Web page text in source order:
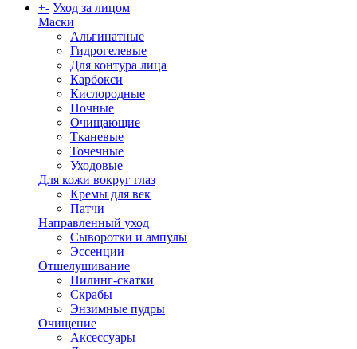
+- Уход за лицом
Маски
Альгинатные
Гидрогелевые
Для контура лица
Карбокси
Кислородные
Ночные
Очищающие
Тканевые
Точечные
Уходовые
Для кожи вокруг глаз
Кремы для век
Патчи
Направленный уход
Сыворотки и ампулы
Эссенции
Отшелушивание
Пилинг-скатки
Скрабы
Энзимные пудры
Очищение
Аксессуары